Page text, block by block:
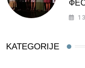
KATEGORIJE